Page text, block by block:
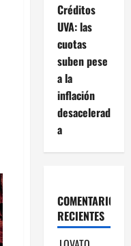
Créditos
UVA: las
cuotas
suben pese
a la
inflación
desacelerad
a
COMENTARIOS
RECIENTES